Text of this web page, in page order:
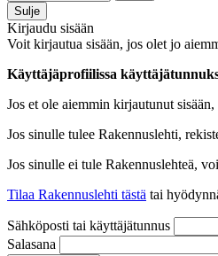
Sulje
Kirjaudu sisään
Voit kirjautua sisään, jos olet jo
Käyttäjäprofiilissa
Jos et ole aiemmin kirjautunut
Jos sinulle tulee Rakennuslehti,
Jos sinulle ei tule Rakennuslehteä,
Tilaa Rakennuslehti tästä tai
Sähköposti tai käyttäjätunnus
Salasana